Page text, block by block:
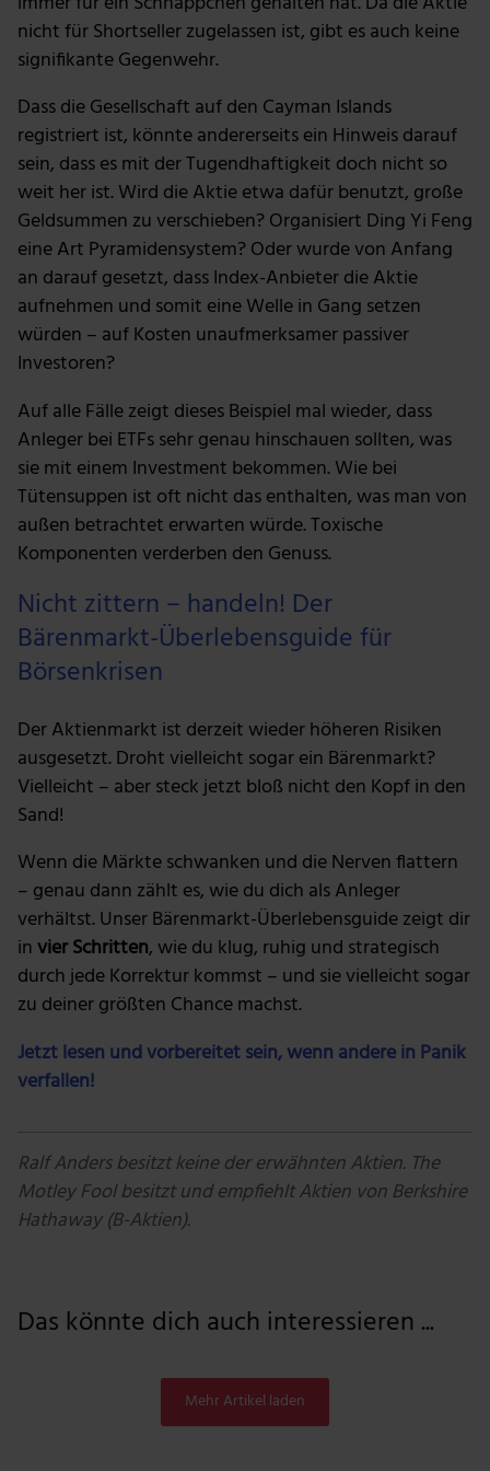
nicht für Shortseller zugelassen ist, gibt es auch keine
signifikante Gegenwehr.
Dass die Gesellschaft auf den Cayman Islands
registriert ist, könnte andererseits ein Hinweis darauf
sein, dass es mit der Tugendhaftigkeit doch nicht so
weit her ist. Wird die Aktie etwa dafür benutzt, große
Geldsummen zu verschieben? Organisiert Ding Yi Feng
eine Art Pyramidensystem? Oder wurde von Anfang
an darauf gesetzt, dass Index-Anbieter die Aktie
aufnehmen und somit eine Welle in Gang setzen
würden – auf Kosten unaufmerksamer passiver
Investoren?
Auf alle Fälle zeigt dieses Beispiel mal wieder, dass
Anleger bei ETFs sehr genau hinschauen sollten, was
sie mit einem Investment bekommen. Wie bei
Tütensuppen ist oft nicht das enthalten, was man von
außen betrachtet erwarten würde. Toxische
Komponenten verderben den Genuss.
Nicht zittern – handeln! Der
Bärenmarkt-Überlebensguide für
Börsenkrisen
Der Aktienmarkt ist derzeit wieder höheren Risiken
ausgesetzt. Droht vielleicht sogar ein Bärenmarkt?
Vielleicht – aber steck jetzt bloß nicht den Kopf in den
Sand!
Wenn die Märkte schwanken und die Nerven flattern
– genau dann zählt es, wie du dich als Anleger
verhältst. Unser Bärenmarkt-Überlebensguide zeigt dir
invier Schritten, wie du klug, ruhig und strategisch
durch jede Korrektur kommst – und sie vielleicht sogar
zu deiner größten Chance machst.
Jetzt lesen und vorbereitet sein, wenn andere in Panik
verfallen!
Ralf Anders besitzt keine der erwähnten Aktien. The
Motley Fool besitzt und empfiehlt Aktien von Berkshire
Hathaway (B-Aktien).
Das könnte dich auch interessieren ...
Mehr Artikel laden